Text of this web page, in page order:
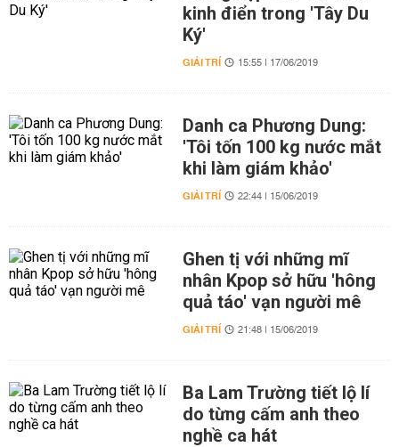
kinh điển trong 'Tây Du
Ký'
GIẢI TRÍ 15:55 | 17/06/2019
Danh ca Phương Dung:
'Tôi tốn 100 kg nước mắt
khi làm giám khảo'
GIẢI TRÍ 22:44 | 15/06/2019
Ghen tị với những mĩ
nhân Kpop sở hữu 'hông
quả táo' vạn người mê
GIẢI TRÍ 21:48 | 15/06/2019
Ba Lam Trường tiết lộ lí
do từng cấm anh theo
nghề ca hát